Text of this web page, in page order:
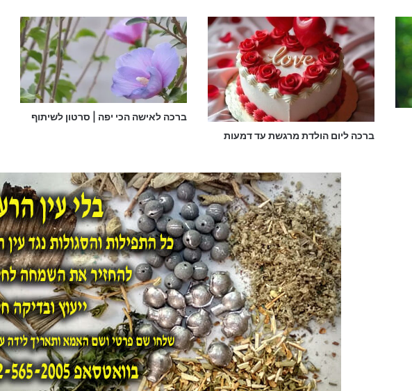
ברכה לאישה הכי יפה | סרטון לשיתוף
ברכה ליום הולדת מרגשת עד דמעות